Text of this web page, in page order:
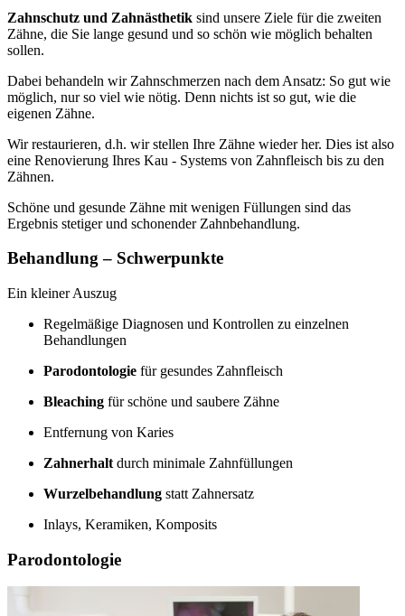
Zahnschutz und Zahnästhetik sind unsere Ziele für die zweiten
Zähne, die Sie lange gesund und so schön wie möglich behalten
sollen.
Dabei behandeln wir Zahnschmerzen nach dem Ansatz: So gut wie
möglich, nur so viel wie nötig. Denn nichts ist so gut, wie die
eigenen Zähne.
Wir restaurieren, d.h. wir stellen Ihre Zähne wieder her. Dies ist also
eine Renovierung Ihres Kau - Systems von Zahnfleisch bis zu den
Zähnen.
Schöne und gesunde Zähne mit wenigen Füllungen sind das
Ergebnis stetiger und schonender Zahnbehandlung.
Behandlung – Schwerpunkte
Ein kleiner Auszug
Regelmäßige Diagnosen und Kontrollen zu einzelnen
Behandlungen
Parodontologie für gesundes Zahnfleisch
Bleaching für schöne und saubere Zähne
Entfernung von Karies
Zahnerhalt durch minimale Zahnfüllungen
Wurzelbehandlung statt Zahnersatz
Inlays, Keramiken, Komposits
Parodontologie